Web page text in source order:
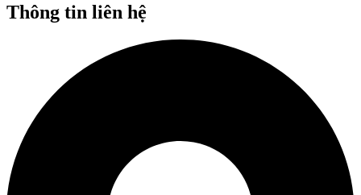
Thông tin liên hệ